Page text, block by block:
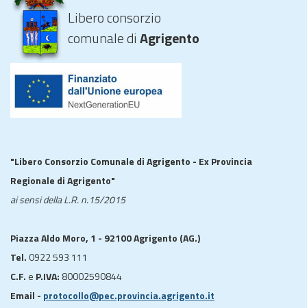
Libero consorzio
comunale diAgrigento
"Libero Consorzio Comunale di Agrigento - Ex Provincia
Regionale di Agrigento"
ai sensi della L.R. n.15/2015
Piazza Aldo Moro, 1 - 92100 Agrigento (AG.)
Tel. 0922 593 111
C.F. e P.IVA: 80002590844
Email - protocollo@pec.provincia.agrigento.it